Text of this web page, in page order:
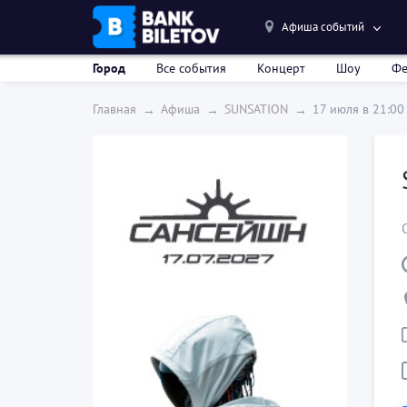
Афиша событий
Город Все события Концерт Шоу
Главная Афиша SUNSATION 17 июля в 21:00